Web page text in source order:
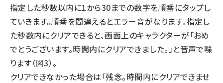
指定した秒数以内に1から30までの数字を順番にタップし
ていきます。順番を間違えるとエラー音がなります。指定し
た秒数内にクリアできると、画面上のキャラクターが「おめ
でとうございます。時間内にクリアできました。」と音声で喋
ります（図3）。
クリアできなかった場合は「残念。時間内にクリアできませ